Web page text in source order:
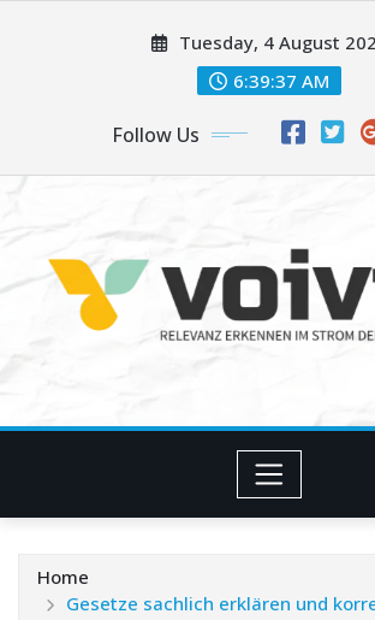
Tuesday, 4 August
6:39:37 AM
Follow Us
Home
Gesetze sachlich erklären und